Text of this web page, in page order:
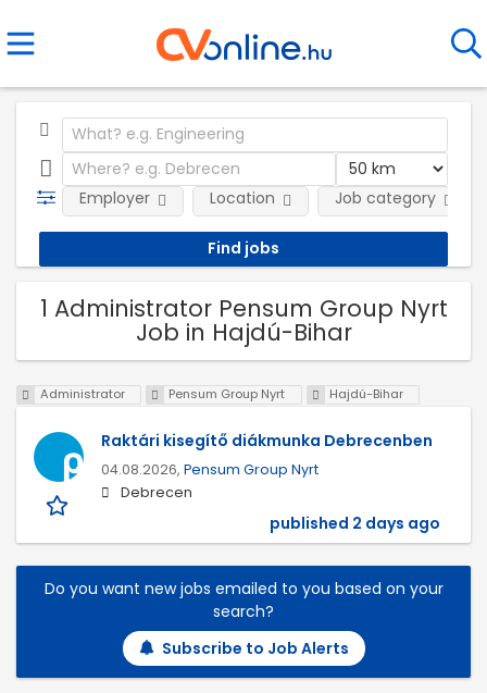
Employer Location Job category
1 Administrator Pensum Group Nyrt
Job in Hajdú-Bihar
Administrator Pensum Group Nyrt Hajdú-Bihar
Raktári kisegítő diákmunka Debrecenben
04.08.2026, Pensum Group Nyrt
Debrecen
published 2 days ago
Do you want new jobs emailed to you based on your
search?
Subscribe to Job Alerts